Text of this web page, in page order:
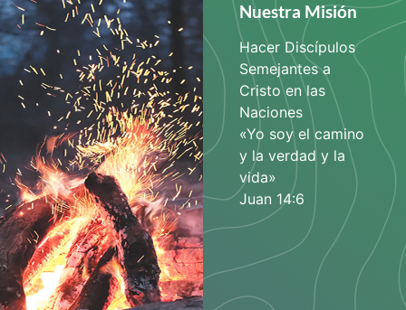
Nuestra Misión
Hacer Discípulos
Semejantes a
Cristo en las
Naciones
«Yo soy el camino
y la verdad y la
vida»
Juan 14:6